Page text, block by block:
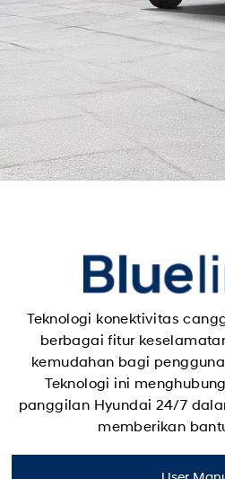
Teknologi konektivitas
berbagai fitur
kemudahan bagi
Teknologi ini
panggilan Hyundai 24/7
memberikan